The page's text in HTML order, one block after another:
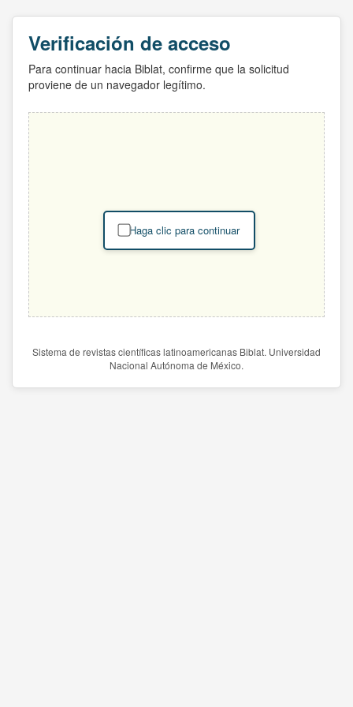
Verificación de acceso
Para continuar hacia Biblat, confirme que la solicitud
proviene de un navegador legítimo.
Haga clic para continuar
Sistema de revistas científicas latinoamericanas Biblat. Universidad
Nacional Autónoma de México.